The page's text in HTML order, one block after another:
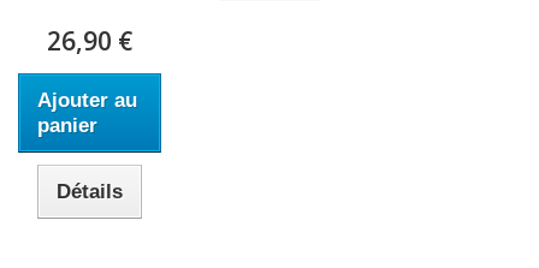
26,90 €
Ajouter au
panier
Détails